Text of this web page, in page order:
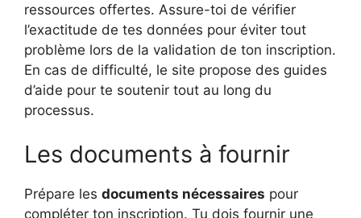
ressources offertes. Assure-toi de vérifier
l’exactitude de tes données pour éviter tout
problème lors de la validation de ton inscription.
En cas de difficulté, le site propose des guides
d’aide pour te soutenir tout au long du
processus.
Les documents à fournir
Prépare les documents nécessaires pour
compléter ton inscription. Tu dois fournir une